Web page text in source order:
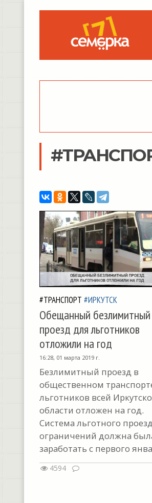
#ТРАНСПОРТ #ИРКУТСК
Обещанный безлимитный
проезд для льготников
отложили на год
16:28, 01 марта 2019 г.
Безлимитный проезд в
общественном
льготников всей
области отложен на год.
Система льготного
ограничений должна
заработать с первого
4594